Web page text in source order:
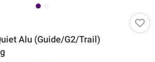
Alu (Guide/G2/Trail)